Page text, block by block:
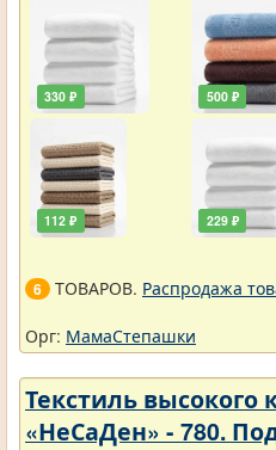
330 ₽
112 ₽
500 ₽
229 ₽
6 ТОВАРОВ. Распродажа
Орг: МамаСтепашки
Текстиль высокого
«НеСаДен» - 780.